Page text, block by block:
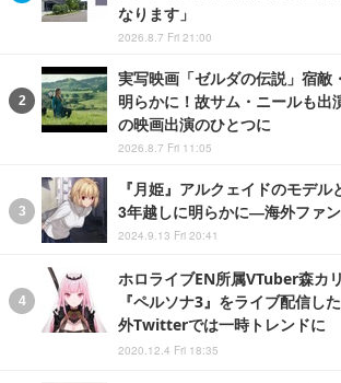
なります」
2026.8.7 Fri 21:00
実写映画「ゼルダの伝説」宿敵
明らかに！故サム・ニールも出
の映画出演のひとつに
2026.8.7 Fri 11:05
『月姫』アルクェイドのモデ
3年越しに明らかに―海外ファ
2024.9.13 Fri 20:41
ホロライブEN所属VTuber森カ
『ペルソナ3』をライブ配信し
外Twitterでは一時トレンドに
2020.12.4 Fri 18:35